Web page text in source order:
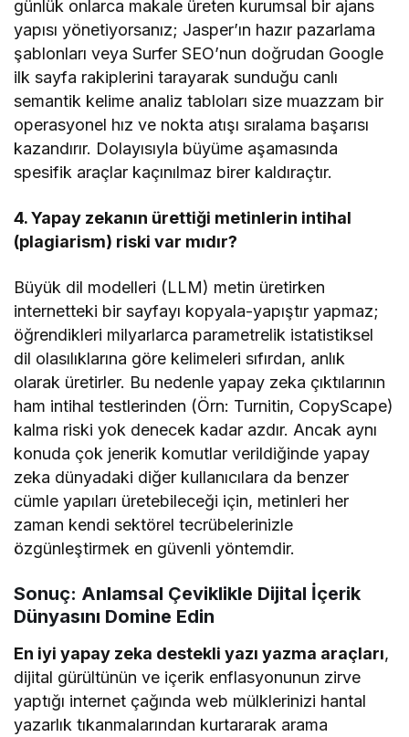
günlük onlarca makale üreten kurumsal bir ajans
yapısı yönetiyorsanız; Jasper’ın hazır pazarlama
şablonları veya Surfer SEO’nun doğrudan Google
ilk sayfa rakiplerini tarayarak sunduğu canlı
semantik kelime analiz tabloları size muazzam bir
operasyonel hız ve nokta atışı sıralama başarısı
kazandırır. Dolayısıyla büyüme aşamasında
spesifik araçlar kaçınılmaz birer kaldıraçtır.
4. Yapay zekanın ürettiği metinlerin intihal
(plagiarism) riski var mıdır?
Büyük dil modelleri (LLM) metin üretirken
internetteki bir sayfayı kopyala-yapıştır yapmaz;
öğrendikleri milyarlarca parametrelik istatistiksel
dil olasılıklarına göre kelimeleri sıfırdan, anlık
olarak üretirler. Bu nedenle yapay zeka çıktılarının
ham intihal testlerinden (Örn: Turnitin, CopyScape)
kalma riski yok denecek kadar azdır. Ancak aynı
konuda çok jenerik komutlar verildiğinde yapay
zeka dünyadaki diğer kullanıcılara da benzer
cümle yapıları üretebileceği için, metinleri her
zaman kendi sektörel tecrübelerinizle
özgünleştirmek en güvenli yöntemdir.
Sonuç: Anlamsal Çeviklikle Dijital İçerik
Dünyasını Domine Edin
En iyi yapay zeka destekli yazı yazma araçları,
dijital gürültünün ve içerik enflasyonunun zirve
yaptığı internet çağında web mülklerinizi hantal
yazarlık tıkanmalarından kurtararak arama